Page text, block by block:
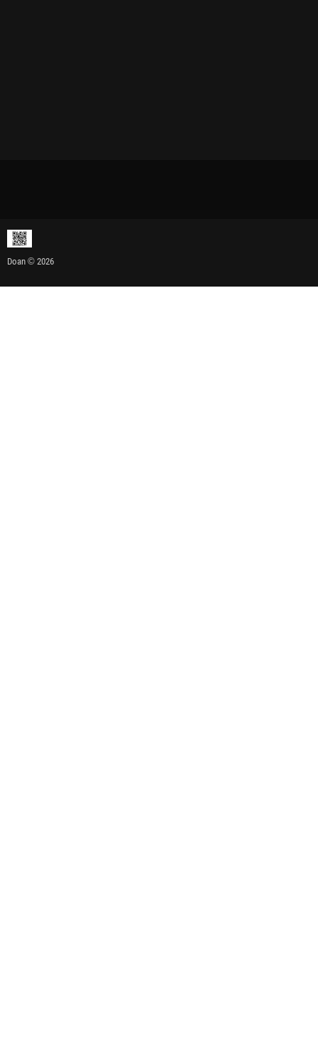
Doan © 2026